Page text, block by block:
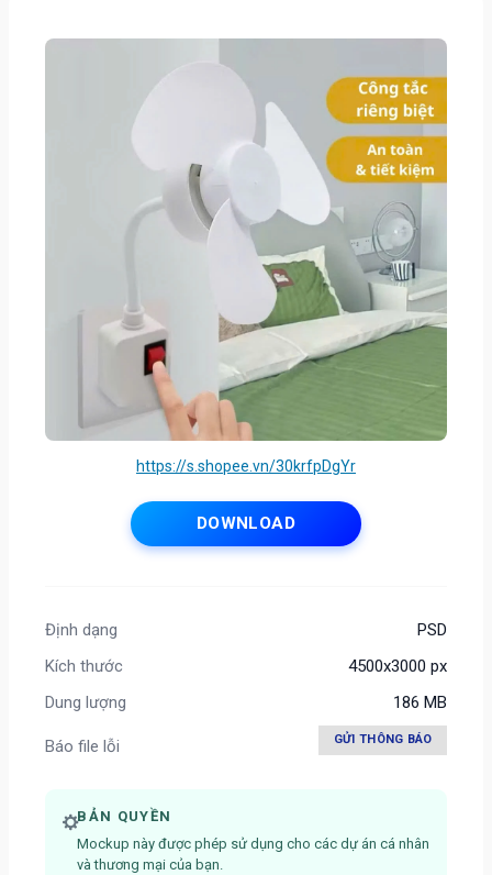
https://s.shopee.vn/30krfpDgYr
DOWNLOAD
Định dạng
PSD
Kích thước
4500x3000 px
Dung lượng
186 MB
Báo file lỗi GỬI THÔNG BÁO
BẢN QUYỀN
Mockup này được phép sử dụng cho các dự án cá nhân
và thương mại của bạn.